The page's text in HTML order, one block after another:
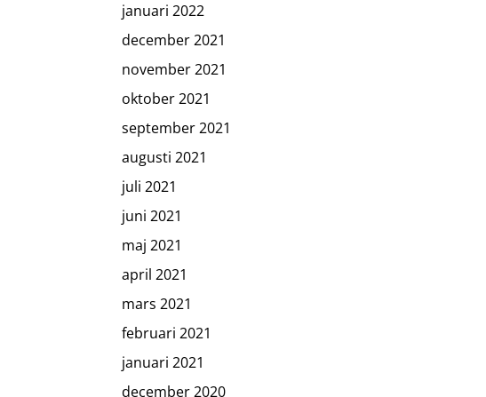
januari 2022
december 2021
november 2021
oktober 2021
september 2021
augusti 2021
juli 2021
juni 2021
maj 2021
april 2021
mars 2021
februari 2021
januari 2021
december 2020